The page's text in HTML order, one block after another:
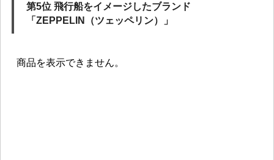
第5位 飛行船をイメージしたブランド
「ZEPPELIN（ツェッペリン）」